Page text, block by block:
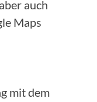
auch
Maps
mit dem